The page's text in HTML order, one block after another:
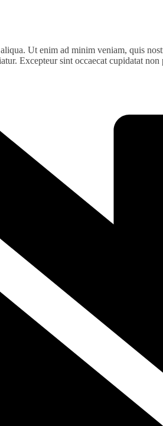
Ut enim ad minim veniam, quis
Excepteur sint occaecat cupidatat